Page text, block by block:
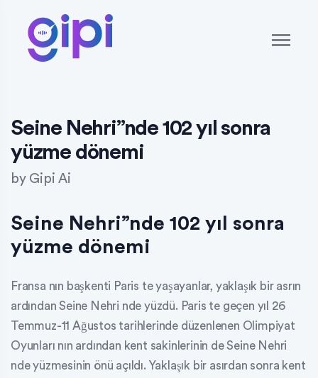
Seine Nehri”nde 102 yıl sonra
yüzme dönemi
by Gipi Ai
Seine Nehri”nde 102 yıl sonra
yüzme dönemi
Fransa nın başkenti Paris te yaşayanlar, yaklaşık bir asrın
ardından Seine Nehri nde yüzdü. Paris te geçen yıl 26
Temmuz-11 Ağustos tarihlerinde düzenlenen Olimpiyat
Oyunları nın ardından kent sakinlerinin de Seine Nehri
nde yüzmesinin önü açıldı. Yaklaşık bir asırdan sonra kent